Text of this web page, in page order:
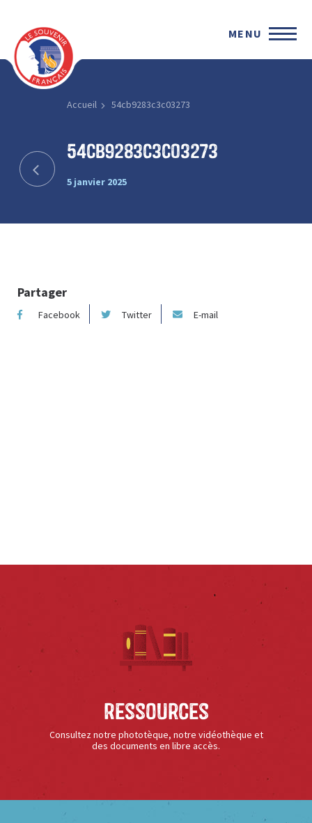
MENU
Accueil 54cb9283c3c03273
54cb9283c3c03273
5 janvier 2025
Partager
Facebook Twitter E-mail
Ressources
Consultez notre phototèque, notre vidéothèque et
des documents en libre accès.